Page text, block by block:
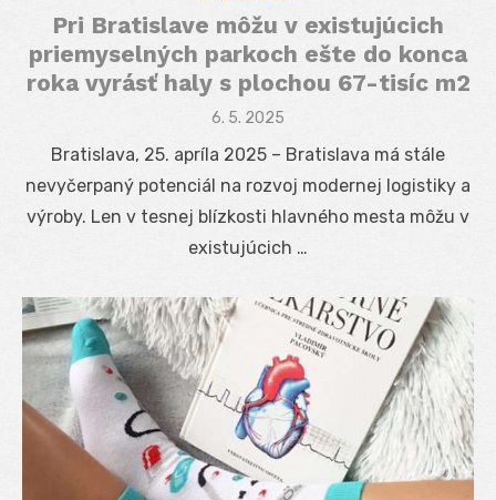
Pri Bratislave môžu v existujúcich
priemyselných parkoch ešte do konca
roka vyrásť haly s plochou 67-tisíc m2
Posted
6. 5. 2025
Bratislava, 25. apríla 2025 – Bratislava má stále
nevyčerpaný potenciál na rozvoj modernej logistiky a
výroby. Len v tesnej blízkosti hlavného mesta môžu v
existujúcich …